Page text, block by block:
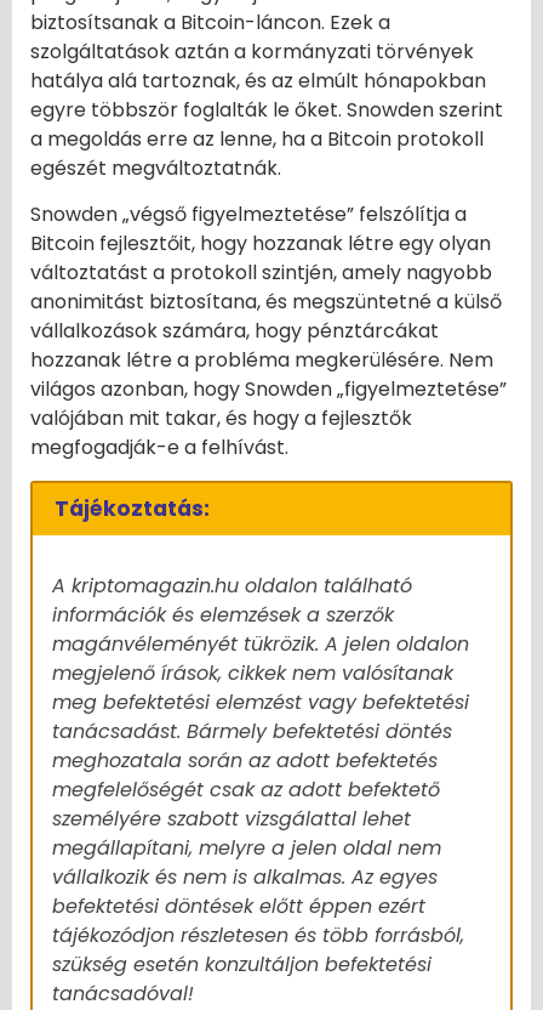
biztosítsanak a Bitcoin-láncon. Ezek a
szolgáltatások aztán a kormányzati törvények
hatálya alá tartoznak, és az elmúlt hónapokban
egyre többször foglalták le őket. Snowden szerint
a megoldás erre az lenne, ha a Bitcoin protokoll
egészét megváltoztatnák.
Snowden „végső figyelmeztetése” felszólítja a
Bitcoin fejlesztőit, hogy hozzanak létre egy olyan
változtatást a protokoll szintjén, amely nagyobb
anonimitást biztosítana, és megszüntetné a külső
vállalkozások számára, hogy pénztárcákat
hozzanak létre a probléma megkerülésére. Nem
világos azonban, hogy Snowden „figyelmeztetése”
valójában mit takar, és hogy a fejlesztők
megfogadják-e a felhívást.
Tájékoztatás:
A kriptomagazin.hu oldalon található
információk és elemzések a szerzők
magánvéleményét tükrözik. A jelen oldalon
megjelenő írások, cikkek nem valósítanak
meg befektetési elemzést vagy befektetési
tanácsadást. Bármely befektetési döntés
meghozatala során az adott befektetés
megfelelőségét csak az adott befektető
személyére szabott vizsgálattal lehet
megállapítani, melyre a jelen oldal nem
vállalkozik és nem is alkalmas. Az egyes
befektetési döntések előtt éppen ezért
tájékozódjon részletesen és több forrásból,
szükség esetén konzultáljon befektetési
tanácsadóval!